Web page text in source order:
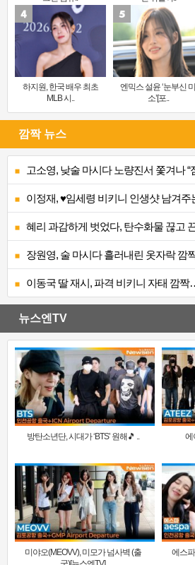
하지원, 한국 배우 최초
MLB 시..
엔믹스 설윤 ‘눈부신 미
소’[포..
깜짝 뉴스
고소영, 낮술 마시다 노량진서 쫓겨나 “
이정재, ♥임세령 비키니 인생샷 남겨
혜리 과감하게 벗었다, 탄수화물 끊고
장원영, 술 마시다 흘러내린 옷자락 깜
이동국 딸 재시, 파격 비키니 자태 깜
뉴스엔TV
방탄소년단, 시대가 ‘BTS’ 원해🎵 .. 에
미야오(MEOVV), 미모가 넘사벽 (출
에스